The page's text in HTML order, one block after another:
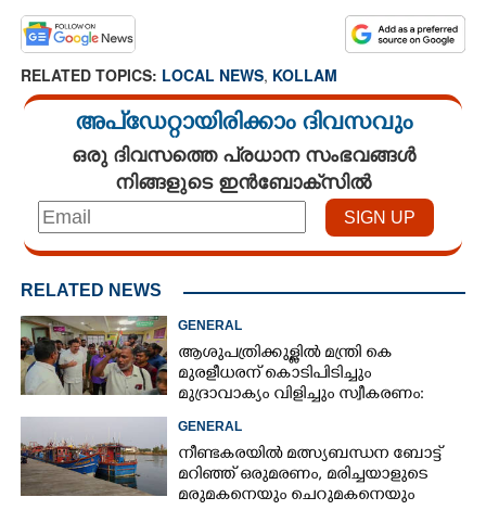
RELATED TOPICS: LOCAL NEWS, KOLLAM
അപ്ഡേറ്റായിരിക്കാം ദിവസവും
ഒരു ദിവസത്തെ പ്രധാന സംഭവങ്ങൾ
നിങ്ങളുടെ ഇൻബോക്സിൽ
RELATED NEWS
GENERAL
ആശുപത്രിക്കുള്ളിൽ മന്ത്രി കെ
മുരളീധരന് കൊടിപിടിച്ചും
മുദ്രാവാക്യം വിളിച്ചും സ്വീകരണം:
പിന്നാലെ വ്യാപകവിമർശനം
GENERAL
നീണ്ടകരയിൽ മത്സ്യബന്ധന ബോട്ട്
മറിഞ്ഞ്​ ഒരുമരണം,​ മരിച്ചയാളുടെ
മരുമകനെയും ചെറുമകനെയും